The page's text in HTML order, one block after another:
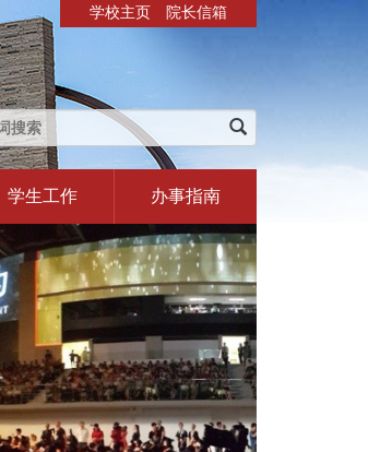
学校主页 院长信箱
学生工作 办事指南